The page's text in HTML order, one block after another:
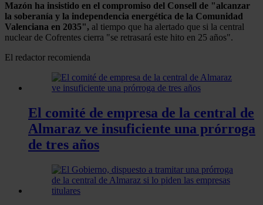
Mazón ha insistido en el compromiso del Consell de "alcanzar
la soberanía y la independencia energética de la Comunidad
Valenciana en 2035", al tiempo que ha alertado que si la central
nuclear de Cofrentes cierra "se retrasará este hito en 25 años".
El redactor recomienda
El comité de empresa de la central de
Almaraz ve insuficiente una prórroga
de tres años